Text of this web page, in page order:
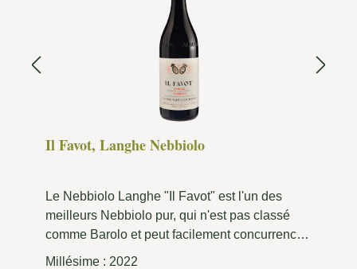
Il Favot, Langhe Nebbiolo
Le Nebbiolo Langhe "Il Favot" est l'un des
meilleurs Nebbiolo pur, qui n'est pas classé
comme Barolo et peut facilement concurrencer
les grands vins du Piémont.
Millésime : 2022